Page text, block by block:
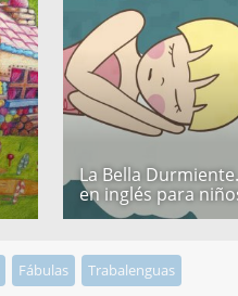
La Bella
en inglés para
Fábulas Trabalenguas